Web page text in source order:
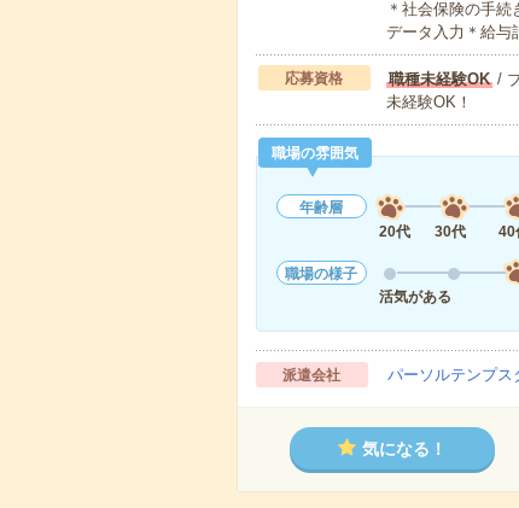
＊社会保険の手
データ入力＊給
応募資格 職種未経験OK/
未経験OK！
職場の雰囲気
年齢層
20代
30代 40
職場の様子
活気がある
派遣会社 パーソルテンプス
気になる！